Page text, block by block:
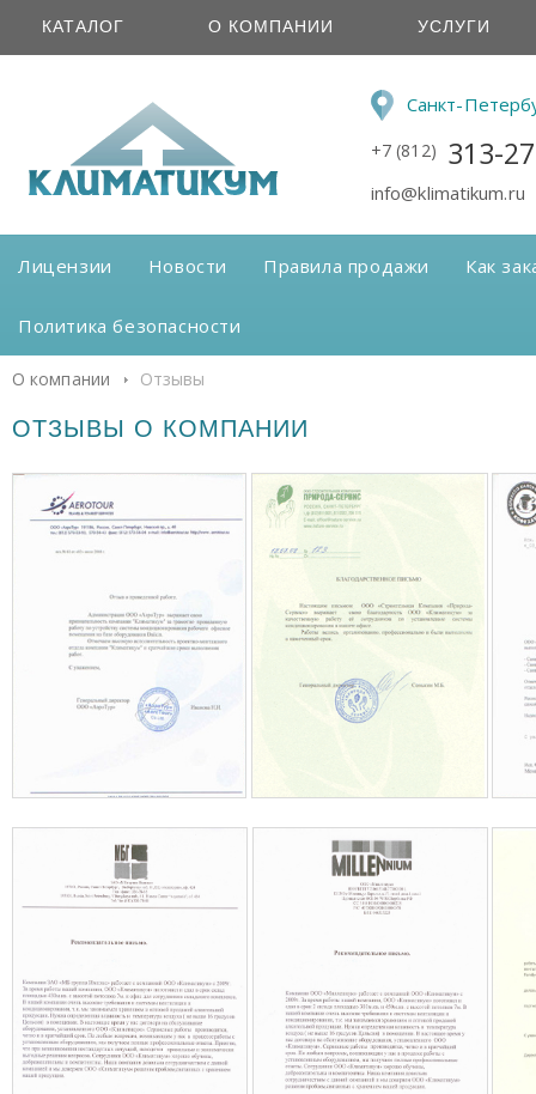
КАТАЛОГ О КОМПАНИИ УСЛУГИ
Санкт-
+7 (812) 313-
info@klimatikum.ru
Лицензии Новости Правила продажи Как
Политика безопасности
О компании Отзывы
ОТЗЫВЫ О КОМПАНИИ